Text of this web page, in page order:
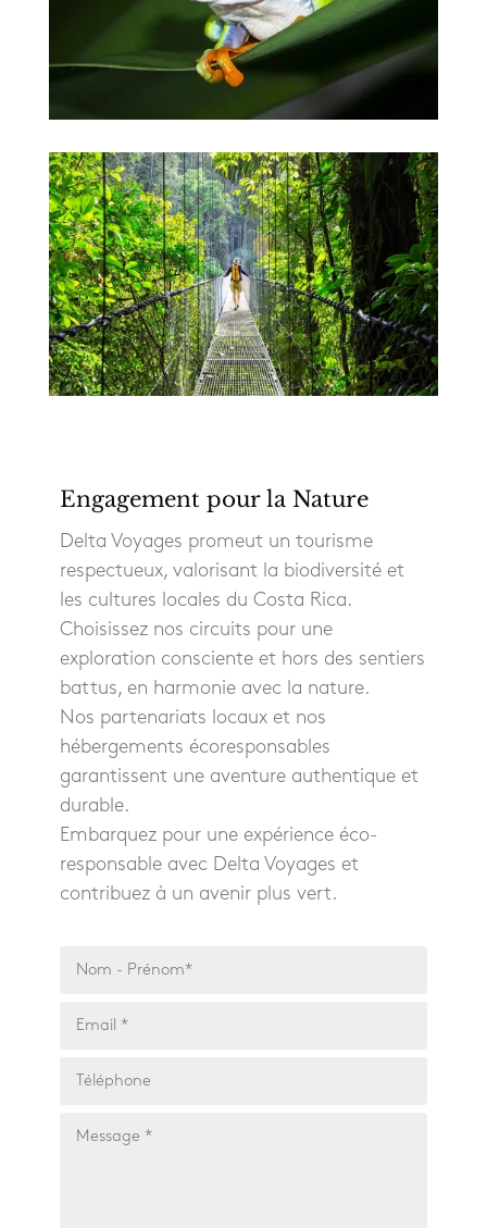
Engagement pour la Nature
Delta Voyages promeut un tourisme
respectueux, valorisant la biodiversité et
les cultures locales du Costa Rica.
Choisissez nos circuits pour une
exploration consciente et hors des sentiers
battus, en harmonie avec la nature.
Nos partenariats locaux et nos
hébergements écoresponsables
garantissent une aventure authentique et
durable.
Embarquez pour une expérience éco-
responsable avec Delta Voyages et
contribuez à un avenir plus vert.